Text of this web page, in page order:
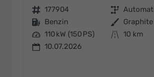
Fahrzeugnr. 177904 Getriebe
Kraftstoff Benzin Außenfarbe
Leistung 110 kW (150 PS) Kilometerstand 10 km
10.07.2026